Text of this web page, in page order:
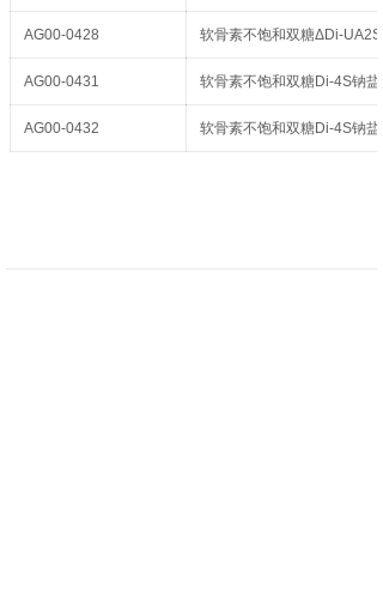
AG00-0428 软骨素不饱和双糖ΔDi-UA2S
AG00-0431 软骨素不饱和双糖Di-4S钠盐
AG00-0432 软骨素不饱和双糖Di-4S钠盐